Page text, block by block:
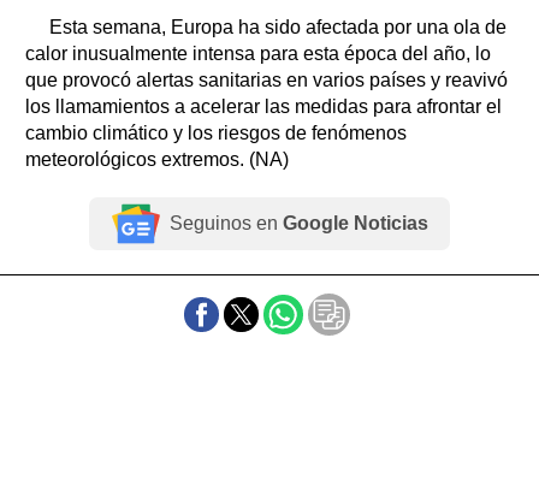
Esta semana, Europa ha sido afectada por una ola de
calor inusualmente intensa para esta época del año, lo
que provocó alertas sanitarias en varios países y reavivó
los llamamientos a acelerar las medidas para afrontar el
cambio climático y los riesgos de fenómenos
meteorológicos extremos. (NA)
Seguinos en Google Noticias